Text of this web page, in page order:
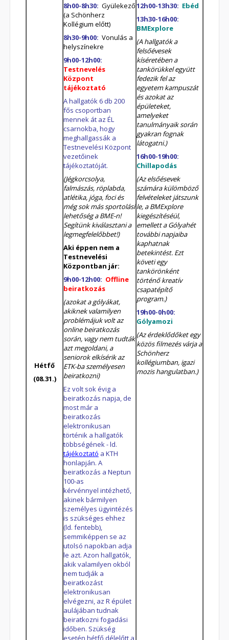
Hétfő
(08.31.)
8h00-8h30: Gyülekező
(a Schönherz
Kollégium előtt)
8h30-9h00: Vonulás a
helyszínekre
9h00-12h00:
Testnevelés
Központ
tájékoztató
A hallgatók 6 db 200
fős csoportban
mennek át az ÉL
csarnokba, hogy
meghallgassák a
Testnevelési Központ
vezetőinek
tájékoztatóját.
(Jégkorcsolya,
falmászás, röplabda,
atlétika, jóga, foci és
még sok más sportolási
lehetőség a BME-n!
Segítünk kiválasztani a
legmegfelelőbbet!)
Aki éppen nem a
Testnevelési
Központban jár:
9h00-12h00: Offline
beiratkozás
(azokat a gólyákat,
akiknek valamilyen
problémájuk volt az
online beiratkozás
során, vagy nem tudták
azt megoldani, a
seniorok elkísérik az
ETK-ba személyesen
beiratkozni)
Ez volt sok évig a
beiratkozás napja, de
most már a
beiratkozás
elektronikusan
történik a hallgatók
többségének - ld.
tájékoztató a KTH
honlapján. A
beiratkozás a Neptun
100-as
kérvénnyel intézhető,
akinek bármilyen
személyes ügyintézés
is szükséges ehhez
(ld. fentebb),
semmiképpen se az
utolsó napokban adja
le azt. Azon hallgatók,
akik valamilyen okból
nem tudják a
beiratkozást
elektronikusan
elvégezni, az R épület
aulájában tudnak
beiratkozni fogadási
időben. Szükség
esetén hétfő délelőtt a
12h00-13h30: Ebéd
13h30-16h00:
BMExplore
(A hallgatók a
felsőévesek
kíséretében a
tankörükkel együtt
fedezik fel az
egyetem kampuszát
és azokat az
épületeket,
amelyeket
tanulmányaik során
gyakran fognak
látogatni.)
16h00-19h00:
Chillapodás
(Az elsőésevek
számára külömböző
felvételeket játszunk
le, a BMExplore
kiegészítéséül,
emellett a Gólyahét
további napjaiba
kaphatnak
betekintést. Ezt
követi egy
tankörönként
történő kreatív
csapatépítő
program.)
19h00-0h00:
Gólyamozi
(Az érdeklődőket egy
közös filmezés várja a
Schönherz
kollégiumban, igazi
mozis hangulatban.)